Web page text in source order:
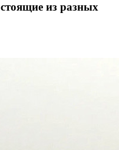
из разных